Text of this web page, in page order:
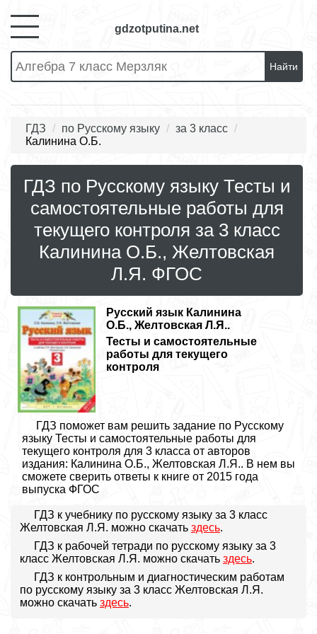
gdzotputina.net
Найти
ГДЗ по Русскому языку
за 3 класс
Калинина О.Б.
ГДЗ по Русскому языку Тесты и
самостоятельные работы для
текущего контроля за 3 класс
Калинина О.Б., Желтовская
Л.Я. ФГОС
Русский язык Калинина
О.Б., Желтовская Л.Я..
Тесты и самостоятельные
работы для текущего
контроля
ГДЗ поможет вам решить задание по Русскому
языку Тесты и самостоятельные работы для
текущего контроля для 3 класса от авторов
издания: Калинина О.Б., Желтовская Л.Я.. В нем вы
сможете сверить ответы к книге от 2015 года
выпуска ФГОС
ГДЗ к учебнику по русскому языку за 3 класс
Желтовская Л.Я. можно скачать здесь.
ГДЗ к рабочей тетради по русскому языку за 3
класс Желтовская Л.Я. можно скачать здесь.
ГДЗ к контрольным и диагностическим работам
по русскому языку за 3 класс Желтовская Л.Я.
можно скачать здесь.